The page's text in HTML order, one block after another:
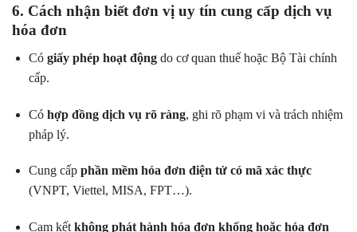
6. Cách nhận biết đơn vị uy tín cung cấp dịch vụ
hóa đơn
Có giấy phép hoạt độngdo cơ quan thuế hoặc Bộ Tài chính
cấp.
Có hợp đồng dịch vụ rõ ràng, ghi rõ phạm vi và trách nhiệm
pháp lý.
Cung cấp phần mềm hóa đơn điện tử có mã xác thực
(VNPT, Viettel, MISA, FPT…).
Cam kết không phát hành hóa đơn khống hoặc hóa đơn